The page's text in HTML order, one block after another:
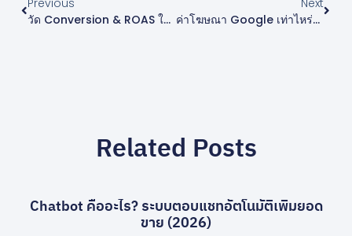
วัด Conversion & ROAS ใน Google Ads ยังไง (2026)
ค่าโฆษณา Google เท่าไหร่? ตั้งงบเท่าไหร่ดี (2026)
Related Posts
Chatbot คืออะไร? ระบบตอบแชทอัตโนมัติเพิ่มยอด
ขาย (2026)